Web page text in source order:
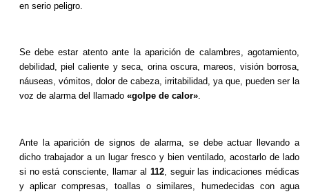
en serio peligro.
Se debe estar atento ante la aparición de calambres, agotamiento,
debilidad, piel caliente y seca, orina oscura, mareos, visión borrosa,
náuseas, vómitos, dolor de cabeza, irritabilidad, ya que, pueden ser la
voz de alarma del llamado «golpe de calor».
Ante la aparición de signos de alarma, se debe actuar llevando a
dicho trabajador a un lugar fresco y bien ventilado, acostarlo de lado
si no está consciente, llamar al 112, seguir las indicaciones médicas
y aplicar compresas, toallas o similares, humedecidas con agua